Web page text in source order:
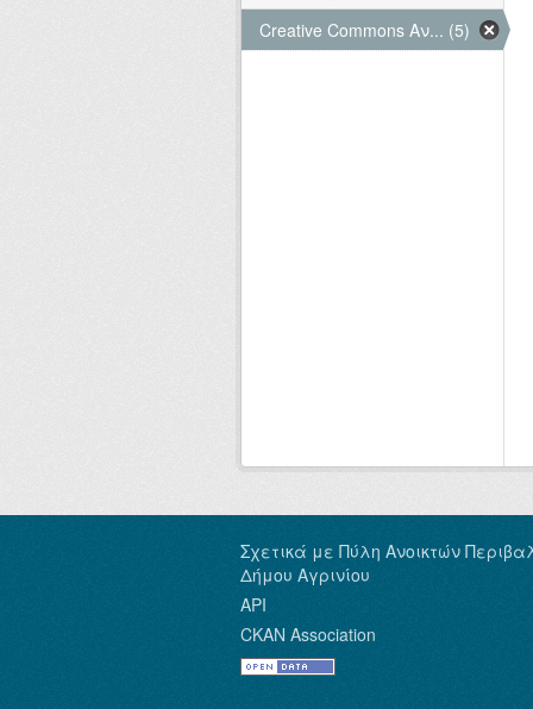
Creative Commons Αν... (5)
Σχετικά με Πύλη Ανοικτών
Δήμου Αγρινίου
API
CKAN Association